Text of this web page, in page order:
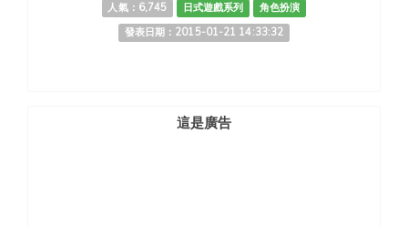
人氣：6,745 日式遊戲系列
角色扮演
發表日期：2015-01-21 14:33:32
這是廣告